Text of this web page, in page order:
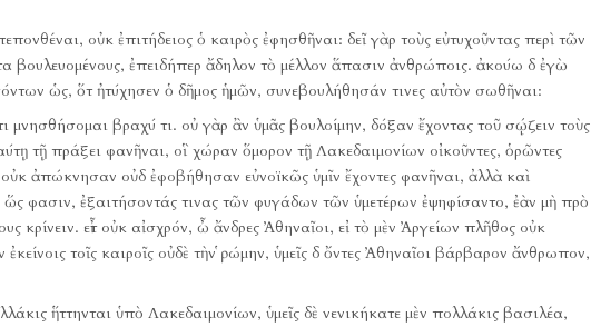
οὐκ ἐπιτήδειος ὁ καιρὸς ἐφησθῆναι: δεῖ γὰρ τοὺς εὐτυχοῦντας περὶ τῶν
βουλευομένους, ἐπειδήπερ ἄδηλον τὸ μέλλον ἅπασιν ἀνθρώποις. ἀκούω δ ἐγὼ
ὡς, ὅτ ἠτύχησεν ὁ δῆμος ἡμῶν, συνεβουλήθησάν τινες αὐτὸν σωθῆναι:
μνησθήσομαι βραχύ τι. οὐ γὰρ ἂν ὑμᾶς βουλοίμην, δόξαν ἔχοντας τοῦ σῴζειν τοὺς
τῇ πράξει φανῆναι, οἳ χώραν ὅμορον τῇ Λακεδαιμονίων οἰκοῦντες, ὁρῶντες
οὐκ ἀπώκνησαν οὐδ ἐφοβήθησαν εὐνοϊκῶς ὑμῖν ἔχοντες φανῆναι, ἀλλὰ καὶ
φασιν, ἐξαιτήσοντάς τινας τῶν φυγάδων τῶν ὑμετέρων ἐψηφίσαντο, ἐὰν μὴ πρὸ
κρίνειν. εἶτ οὐκ αἰσχρόν, ὦ ἄνδρες Ἀθηναῖοι, εἰ τὸ μὲν Ἀργείων πλῆθος οὐκ
τοῖς καιροῖς οὐδὲ τὴν ῥώμην, ὑμεῖς δ ὄντες Ἀθηναῖοι βάρβαρον ἄνθρωπον,
ἥττηνται ὑπὸ Λακεδαιμονίων, ὑμεῖς δὲ νενικήκατε μὲν πολλάκις βασιλέα,